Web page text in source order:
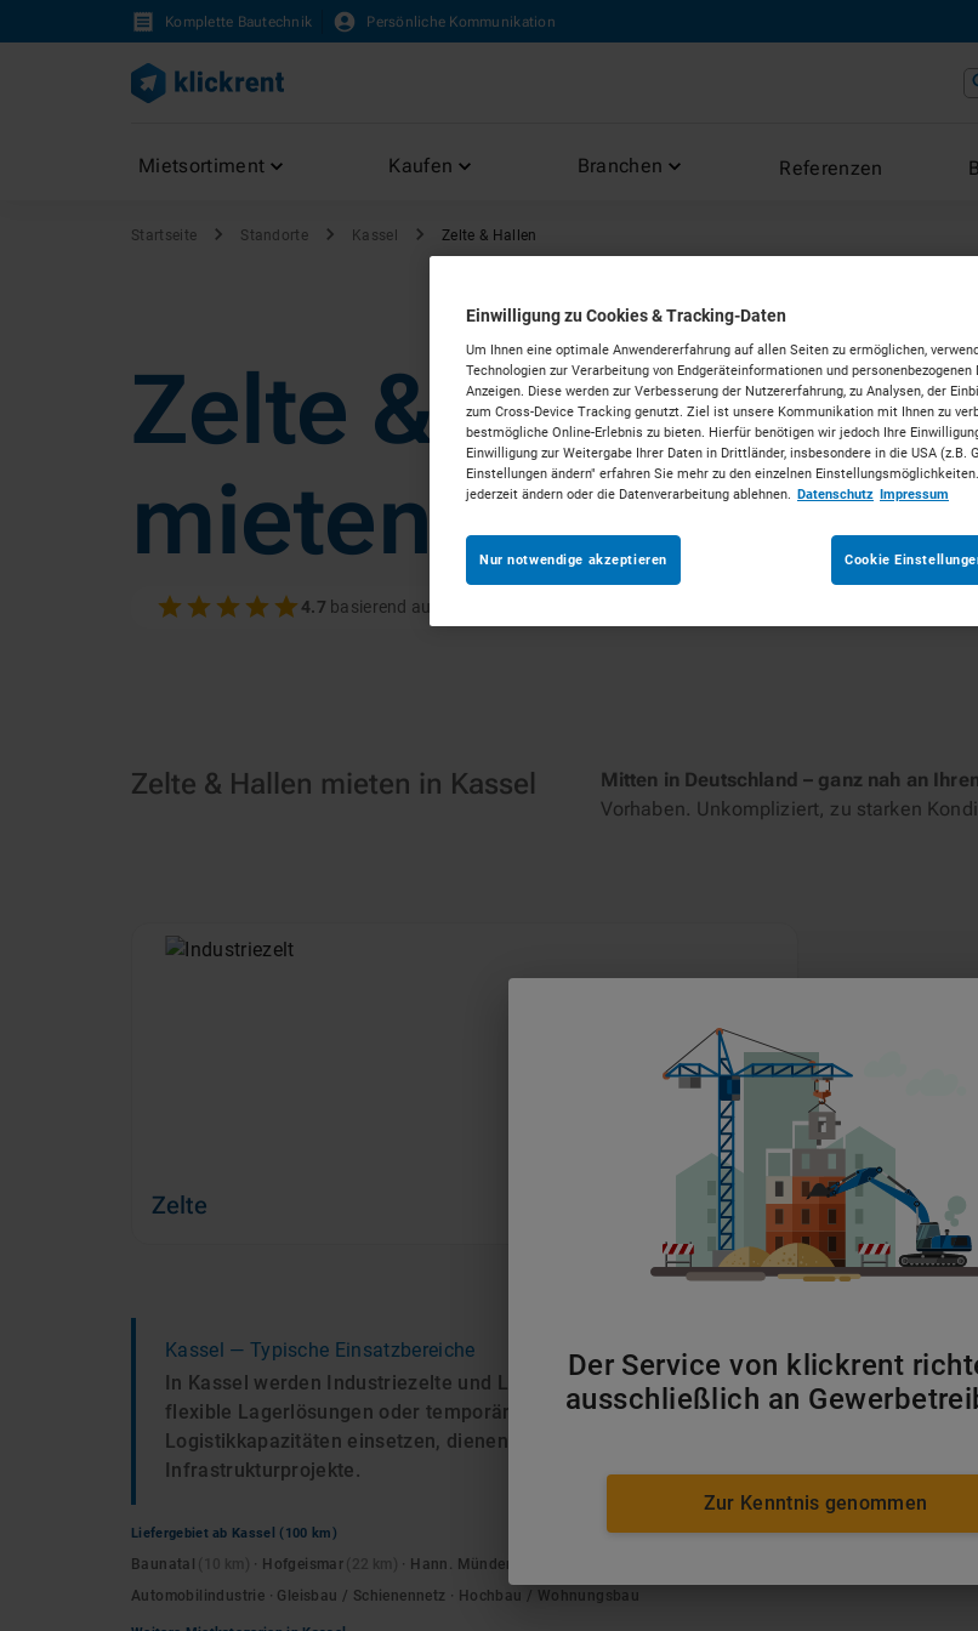
Komplette Bautechnik Persönliche Kommunikation
Mietsortiment Kaufen Branchen Referenzen
Startseite Standorte Kassel Zelte & Hallen
Zelte & Hallen
mieten in Kassel
4.7 basierend auf 100+ Bewertungen
Zelte & Hallen mieten in Kassel Mitten in Deutschland – ganz nah an
Vorhaben. Unkompliziert, zu starken
Zelte
Kassel — Typische Einsatzbereiche
In Kassel werden Industriezelte und Leichtbauhallen vor allem von der ansässigen
flexible Lagerlösungen oder temporäre Montageflächen genutzt. Während
Logistikkapazitäten einsetzen, dienen sie im Schienennetz als witterungsunabhängige
Infrastrukturprojekte.
Liefergebiet ab Kassel (100 km)
Baunatal · Hofgeismar · Hann. Münden
Automobilindustrie · Gleisbau / Schienennetz · Hochbau / Wohnungsbau
Der Service von klickrent
ausschließlich an
Zur Kenntnis genommen
Einwilligung zu Cookies & Tracking-Daten
Um Ihnen eine optimale Anwendererfahrung auf allen Seiten zu ermöglichen,
Technologien zur Verarbeitung von Endgeräteinformationen und
Anzeigen. Diese werden zur Verbesserung der Nutzererfahrung, zu Analysen, der
zum Cross-Device Tracking genutzt. Ziel ist unsere Kommunikation mit Ihnen zu
bestmögliche Online-Erlebnis zu bieten. Hierfür benötigen wir jedoch Ihre
Einwilligung zur Weitergabe Ihrer Daten in Drittländer, insbesondere in die USA (z.B.
Einstellungen ändern" erfahren Sie mehr zu den einzelnen
jederzeit ändern oder die Datenverarbeitung ablehnen. Datenschutz Impressum
Nur notwendige akzeptieren Cookie